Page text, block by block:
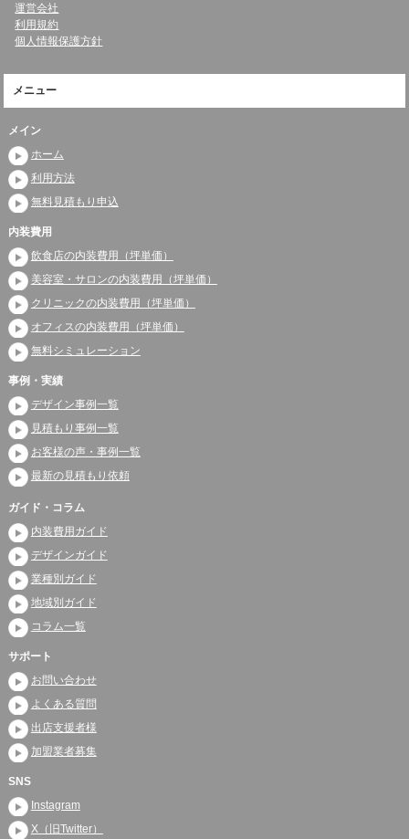
運営会社
利用規約
個人情報保護方針
メニュー
メイン
ホーム
利用方法
無料見積もり申込
内装費用
飲食店の内装費用（坪単価）
美容室・サロンの内装費用（坪単価）
クリニックの内装費用（坪単価）
オフィスの内装費用（坪単価）
無料シミュレーション
事例・実績
デザイン事例一覧
見積もり事例一覧
お客様の声・事例一覧
最新の見積もり依頼
ガイド・コラム
内装費用ガイド
デザインガイド
業種別ガイド
地域別ガイド
コラム一覧
サポート
お問い合わせ
よくある質問
出店支援者様
加盟業者募集
SNS
Instagram
X（旧Twitter）